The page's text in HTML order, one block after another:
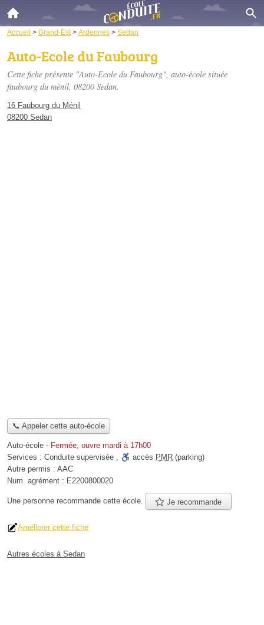
Accueil > Grand-Est> Ardennes > Sedan
Auto-Ecole du Faubourg
Cette fiche présente "Auto-Ecole du Faubourg", auto-école située
faubourg du ménil, 08200 Sedan.
16 Faubourg du Ménil
08200 Sedan
📞 Appeler cette auto-école
Auto-école - Fermée, ouvre mardi à 17h00
Services : Conduite supervisée , accès PMR (parking)
Autre permis : AAC
Num. agrément : E2200800020
Une personne recommande cette école. Je recommande
Améliorer cette fiche
Autres écoles à Sedan